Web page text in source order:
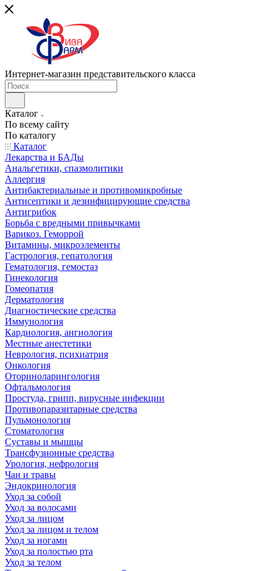
Интернет-магазин представительского класса
Каталог
По всему сайту
По каталогу
Каталог
Лекарства и БАДы
Анальгетики, спазмолитики
Аллергия
Антибактериальные и противомикробные
Антисептики и дезинфицирующие средства
Антигрибок
Борьба с вредными привычками
Варикоз. Геморрой
Витамины, микроэлементы
Гастрология, гепатология
Гематология, гемостаз
Гинекология
Гомеопатия
Дерматология
Диагностические средства
Иммунология
Кардиология, ангиология
Местные анестетики
Неврология, психиатрия
Онкология
Оториноларингология
Офтальмология
Простуда, грипп, вирусные инфекции
Противопаразитарные средства
Пульмонология
Стоматология
Суставы и мышцы
Трансфузионные средства
Урология, нефрология
Чаи и травы
Эндокринология
Уход за собой
Уход за волосами
Уход за лицом
Уход за лицом и телом
Уход за ногами
Уход за полостью рта
Уход за телом